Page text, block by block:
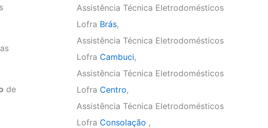
de
Assistência Técnica Eletrodomésticos
Lofra Brás,
Assistência Técnica Eletrodomésticos
Lofra Cambuci,
Assistência Técnica Eletrodomésticos
Lofra Centro,
Assistência Técnica Eletrodomésticos
Lofra Consolação ,